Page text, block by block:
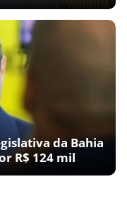
da Bahia
R$ 124 mil